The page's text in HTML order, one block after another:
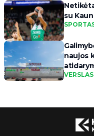
su
naujos
VERSLAS